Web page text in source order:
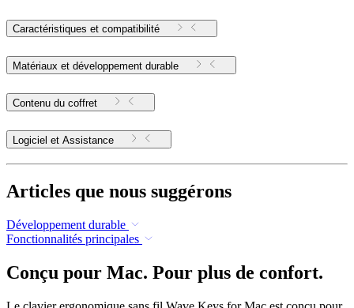
Caractéristiques et compatibilité
Matériaux et développement durable
Contenu du coffret
Logiciel et Assistance
Articles que nous suggérons
Développement durable
Fonctionnalités principales
Conçu pour Mac. Pour plus de confort.